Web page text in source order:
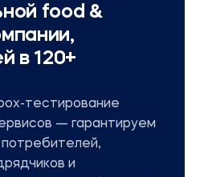
food &
в 120+
тестирование
— гарантируем
и